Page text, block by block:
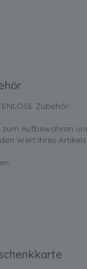
Zubehör:
Aufbewahren
Wert Ihres Artikels